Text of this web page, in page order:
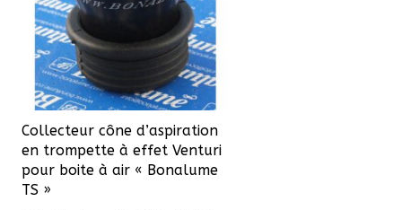
Collecteur cône d’aspiration
en trompette à effet Venturi
pour boite à air « Bonalume
TS »